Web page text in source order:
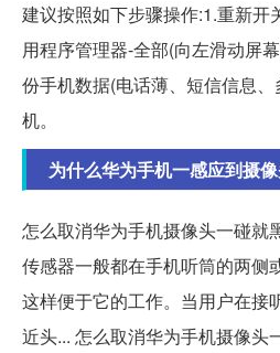
建议按照如下步骤操作:1.重新开
用程序管理器-全部(向左滑动屏
份手机数据(电话薄、短信信息
机。
为什么华为手机一感应到摄
怎么取消华为手机摄像头一碰就
传感器一般都在手机听筒的两侧
这样便于它的工作。当用户在接
近头... 怎么取消华为手机摄像头